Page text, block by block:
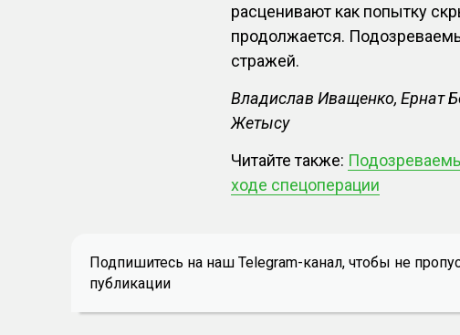
расценивают как попытку
продолжается.
стражей.
Владислав Иващенко, Ернат
Жетысу
Читайте также:
ходе спецоперации
Подпишитесь на наш Telegram-канал, чтобы не
публикации